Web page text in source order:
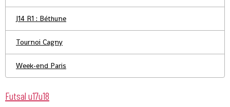
J14 R1 : Béthune
Tournoi Cagny
Week-end Paris
Futsal u17u18